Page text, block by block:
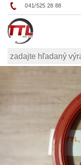
041/525 28 88